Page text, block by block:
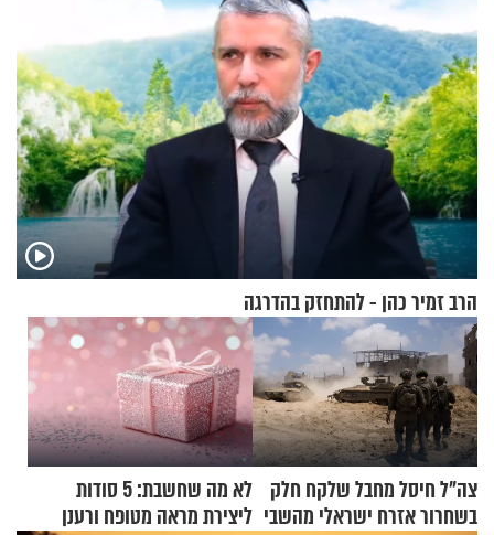
הרב זמיר כהן - להתחזק בהדרגה
צה"ל חיסל מחבל שלקח חלק
בשחרור אזרח ישראלי מהשבי
לא מה שחשבת: 5 סודות
ליצירת מראה מטופח ורענן